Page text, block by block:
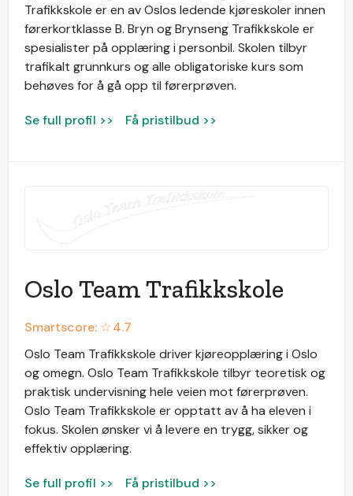
Trafikkskole er en av Oslos ledende kjøreskoler innen
førerkortklasse B. Bryn og Brynseng Trafikkskole er
spesialister på opplæring i personbil. Skolen tilbyr
trafikalt grunnkurs og alle obligatoriske kurs som
behøves for å gå opp til førerprøven.
Se full profil >> Få pristilbud >>
Oslo Team Trafikkskole
Smartscore: ☆4.7
Oslo Team Trafikkskole driver kjøreopplæring i Oslo
og omegn. Oslo Team Trafikkskole tilbyr teoretisk og
praktisk undervisning hele veien mot førerprøven.
Oslo Team Trafikkskole er opptatt av å ha eleven i
fokus. Skolen ønsker vi å levere en trygg, sikker og
effektiv opplæring.
Se full profil >> Få pristilbud >>